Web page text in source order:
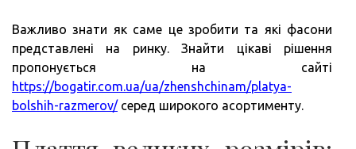
Важливо знати як саме це зробити та які фасони
представлені на ринку. Знайти цікаві рішення
пропонується на сайті
https://bogatir.com.ua/ua/zhenshchinam/platya-
bolshih-razmerov/ серед широкого асортименту.